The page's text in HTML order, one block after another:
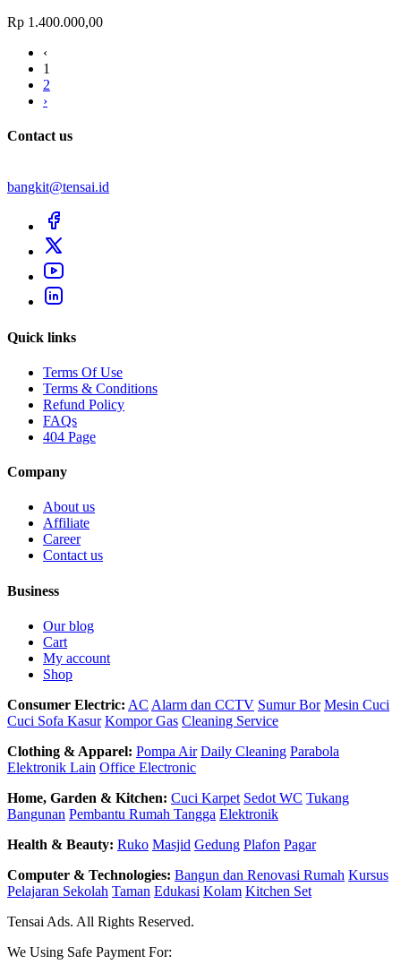
Rp 1.400.000,00
‹
1
2
›
Contact us
bangkit@tensai.id
Quick links
Terms Of Use
Terms & Conditions
Refund Policy
FAQs
404 Page
Company
About us
Affiliate
Career
Contact us
Business
Our blog
Cart
My account
Shop
Consumer Electric: AC Alarm dan CCTV Sumur Bor Mesin Cuci
Cuci Sofa Kasur Kompor Gas Cleaning Service
Clothing & Apparel: Pompa Air Daily Cleaning Parabola
Elektronik Lain Office Electronic
Home, Garden & Kitchen: Cuci Karpet Sedot WC Tukang
Bangunan Pembantu Rumah Tangga Elektronik
Health & Beauty: Ruko Masjid Gedung Plafon Pagar
Computer & Technologies: Bangun dan Renovasi Rumah Kursus
Pelajaran Sekolah Taman Edukasi Kolam Kitchen Set
Tensai Ads. All Rights Reserved.
We Using Safe Payment For: